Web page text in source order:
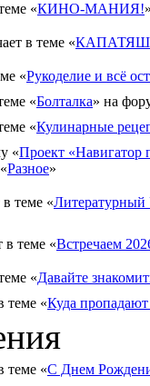
«КИНО-МАНИЯ!
в теме «
«Рукоделие и всё
«Болталка» на
«Кулинарные
«Проект «Навигатор
Разное»
в теме «Литературный
в теме «Встречаем
«Давайте
теме «Куда
теме «С Днем